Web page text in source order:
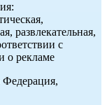
развлекательная,
с
о рекламе
Федерация,